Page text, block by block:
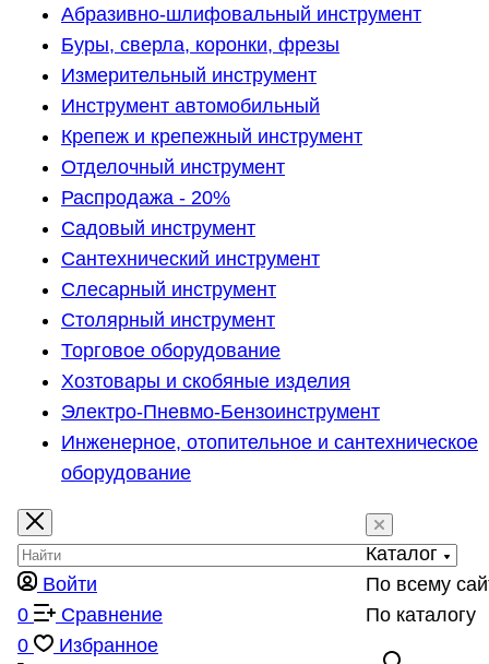
Абразивно-шлифовальный инструмент
Буры, сверла, коронки, фрезы
Измерительный инструмент
Инструмент автомобильный
Крепеж и крепежный инструмент
Отделочный инструмент
Распродажа - 20%
Садовый инструмент
Сантехнический инструмент
Слесарный инструмент
Столярный инструмент
Торговое оборудование
Хозтовары и скобяные изделия
Электро-Пневмо-Бензоинструмент
Инженерное, отопительное и сантехническое
оборудование
Каталог
По всему
По каталогу
Войти
0
Сравнение
0
Избранное